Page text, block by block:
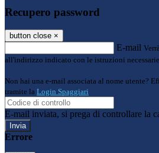
Recupero password
button close ×
E-mail
all'indirizzo indicato con le istruzioni
Non hai una e-mail associata al nome utente?
tramite la Login Spaggiari
E-mail inviata, si prega di controllare la
Errore